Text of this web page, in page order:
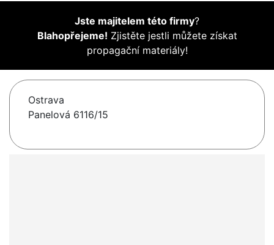
Jste majitelem této firmy?
Blahopřejeme! Zjistěte jestli můžete získat
propagační materiály!
Ostrava
Panelová 6116/15